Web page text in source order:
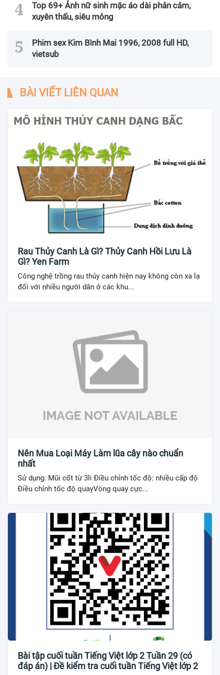
Top 69+ Ảnh nữ sinh mặc áo dài phản cảm,
xuyên thấu, siêu mỏng
Phim sex Kim Bình Mai 1996, 2008 full HD,
vietsub
BÀI VIẾT LIÊN QUAN
Rau Thủy Canh Là Gì? Thủy Canh Hồi Lưu Là
Gì? Yen Farm
Công nghệ trồng rau thủy canh hiện nay không còn xa lạ
đối với nhiều người dân ở các khu...
Nên Mua Loại Máy Làm lũa cây nào chuẩn
nhất
Sử dụng: Mũi cốt từ 3li Điều chỉnh tốc độ: nhiều cấp độ
Điều chỉnh tốc độ quayVòng quay cực...
Bài tập cuối tuần Tiếng Việt lớp 2 Tuần 29 (có
đáp án) | Đề kiểm tra cuối tuần Tiếng Việt lớp 2